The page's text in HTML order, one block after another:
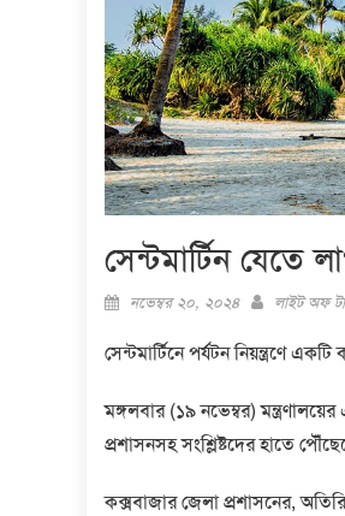
সেন্টমার্টিন যেতে
Posted
নভেম্বর ২০, ২০২৪ Author
লাইট অফ
সেন্টমার্টিনে পর্যটন নিয়ন্ত্রণে
মঙ্গলবার (১৯ নভেম্বর)
প্রশাসনসহ সংশ্লিষ্টদের হাতে
কক্সবাজার জেলা প্রশাসনের,